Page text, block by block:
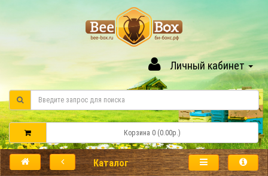
Личный кабинет
Корзина 0 (0.00р.)
Каталог